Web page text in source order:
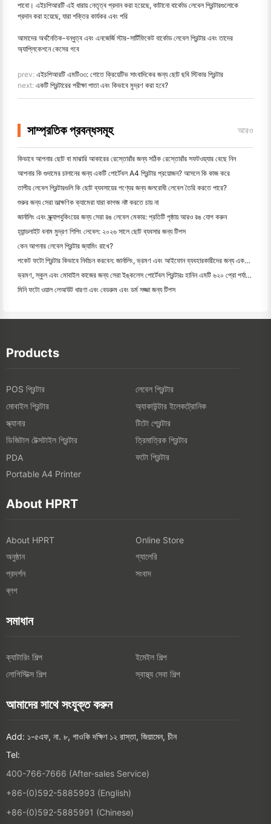
পাবো। এইচপিআরটি এই ধারায় নেতৃত্ব প্রদান করা হয়েছে, কাটানো বার্কোড লেবেল প্রিন্টারগুলোকে
প্রদান করা হয়েছে, যারা শক্তির কার্যকর এবং পরি
আমাদের অর্থনৈতিক-বন্ধুত্ব এবং এনজের্জি স্টার-সার্টিফিকেট বার্কোড লেবেল প্রিন্টার এবং তাদের
অ্যাপ্লিকেশনে কেসের গবে
prev: এইচপিআরটি এমটি৩৩: গোতে ক্রিয়েটিভ সাংবাদিকের জন্য ছোট ছবি স্টিকার প্রিন্টার
next: একটি প্রিন্টারের পরীক্ষা পাতা এবং কিভাবে মুদ্রণ করা হবে?
সাম্প্রতিক প্রবন্ধসমূহ আরও
কিভাবে আপনার ছোট বা মাঝারি আকারের রেস্তোরাঁর জন্য সঠিক রেস্তোরাঁর সফটওয়্যার বেছে নিন
আপনার কি গুদামের চালানের জন্য একটি পোর্টেবল A4 প্রিন্টার প্রয়োজন? আসলে কি কাজ করে
তাপীয় লেবেল প্রিন্টারগুলি কি ছোট ব্যবসায়ের পণ্যের জন্য জলরোধী লেবেল তৈরি করতে পারে?
শুরুর জন্য সেরা তাত্ক্ষণিক ক্যামেরা যারা কাগজ নষ্ট করতে চায় না
জার্নালিং এবং স্ক্র্যাপবুকিংয়ের জন্য সেরা রঙ লেবেল মেকার: প্রতিটি পৃষ্ঠায় আরও রঙ যোগ করুন
হ্যান্ডলাইট বনাম মুদ্রণ শিপিং লেবেল: ২০২৬ সালে ছোট ব্যবসার জন্য টিপস
কেন আপনার লেবেল প্রিন্টার জ্যামিং রাখে?
পকেট ফটো প্রিন্টার কিভাবে নির্বাচন করবেন: জার্নালিং, ভ্রমণ এবং আইফোন ব্যবহারকারীদের জন্য একটি সম্পূর্ণ গাই
ভ্রমণ, স্কুল এবং মোবাইল কাজের জন্য সেরা ইঙ্কলেস পোর্টেবল প্রিন্টারঃ হানিন এমটি ৬২০ প্রো পর্যালোচনা
মিনি ফটো ওয়াল লেআউট ধারণা এবং বেডরুম এবং ডর্ম সজ্জা জন্য টিপস
Products
POS প্রিন্টার
লেবেল প্রিন্টার
মোবাইল প্রিন্টার
অ্যাকাউন্টার ইলেকট্রোনিক
স্ক্যানার
টিটো প্রেন্টার
ডিজিটাল টেক্সটাইল প্রিন্টার
ত্রিমাত্রিক প্রিন্টার
PDA
ফটো প্রিন্টার
Portable A4 Printer
About HPRT
About HPRT
Online Store
অনুষ্ঠান
গ্যালেরি
প্রদর্শন
সংবাদ
ব্লগ
সমাধান
ক্যাটারিং শিল্প
ইমেইল শিল্প
লোগিস্টিক্স শিল্প
স্বাস্থ্য সেবা শিল্প
আমাদের সাথে সংযুক্ত করুন
Add: ১-৫এফ, না. ৮, গাওকি দক্ষিণ ১২ রাস্তা, জিয়ামেন, চীন
Tel:
400-766-7666 (After-sales Service)
+86-(0)592-5885993 (English)
+86-(0)592-5885991 (Chinese)